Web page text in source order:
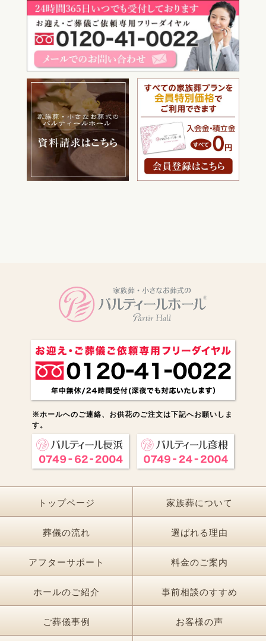
※ホールへのご連絡、お供花のご注文は下記へお願いしま
す。
トップページ 家族葬について
葬儀の流れ 選ばれる理由
アフターサポート 料金のご案内
ホールのご紹介 事前相談のすすめ
ご葬儀事例 お客様の声